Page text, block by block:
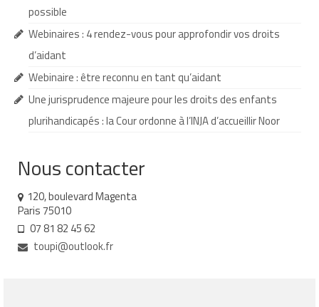
Demande d’AVS
Autres aides financières
Aides municipales
Aides destinées aux fonctionnaires
Aide aux démarches relatives à la
scolarisation
possible
Webinaires : 4 rendez-vous pour approfondir vos droits
d’aidant
Webinaire : être reconnu en tant qu’aidant
Une jurisprudence majeure pour les droits des enfants
plurihandicapés : la Cour ordonne à l’INJA d’accueillir Noor
Nous contacter
120, boulevard Magenta
Paris 75010
07 81 82 45 62
toupi@outlook.fr